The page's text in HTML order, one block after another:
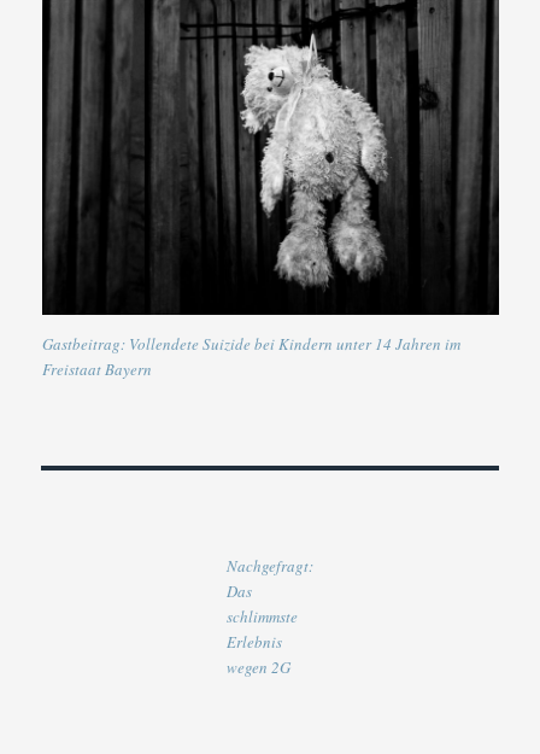
Gastbeitrag: Vollendete Suizide bei Kindern unter 14 Jahren im
Freistaat Bayern
Nachgefragt:
Das
schlimmste
Erlebnis
wegen 2G